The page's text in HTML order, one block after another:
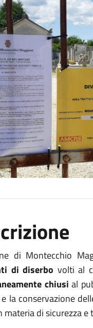
di Montecchio
di diserbo volti al
chiusi al
la conservazione
materia di sicurezza e